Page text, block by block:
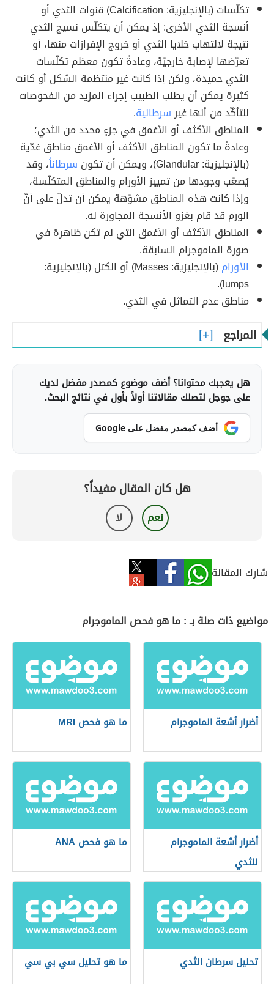
تكلّسات (بالإنجليزية: Calcification) قنوات الثدي أو
أنسجة الثدي الأخرى: إذ يمكن أن يتكلّس نسيج الثدي
نتيجة لالتهاب خلايا الثدي أو خروج الإفرازات منها، أو
تعرّضها لإصابة خارجيّة، وعادةً تكون معظم تكلّسات
الثدي حميدة، ولكن إذا كانت غير منتظمة الشكل أو كانت
كثيرة يمكن أن يطلب الطبيب إجراء المزيد من الفحوصات
للتأكّد من أنها غيرسرطانية.
المناطق الأكثف أو الأغمق في جزءٍ محدد من الثدي؛
وعادةً ما تكون المناطق الأكثف أو الأغمق مناطق غدّية
(بالإنجليزية: Glandular)، ويمكن أن تكون
سرطاناً، وقد
يُصعّب وجودها من تمييز الأورام والمناطق المتكلّسة،
وإذا كانت هذه المناطق مشوّهة يمكن أن تدلّ على أنّ
الورم قد قام بغزو الأنسجة المجاورة له.
المناطق الأكثف أو الأغمق التي لم تكن ظاهرة في
صورة الماموجرام السابقة.
الأورام
(بالإنجليزية: Masses) أو الكتل (بالإنجليزية:
lumps).
مناطق عدم التماثل في الثدي.
المراجع
هل يعجبك محتوانا؟ أضف موضوع كمصدر مفضل لديك
على جوجل لتصلك مقالاتنا أولاً بأول في نتائج البحث.
أضف كمصدر مفضل على Google
هل كان المقال مفيداً؟
نعم لا
شارك المقالة
مواضيع ذات صلة بـ : ما هو فحص الماموجرام
أضرار أشعة الماموجرام ما هو فحص MRI
أضرار أشعة الماموجرام
للثدي
ما هو فحص ANA
تحليل سرطان الثدي ما هو تحليل سي بي سي